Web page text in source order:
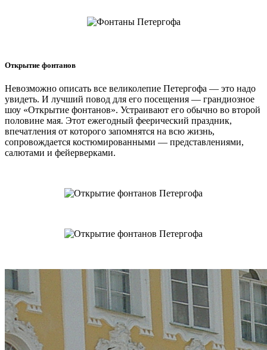
Открытие фонтанов
Невозможно описать все великолепие Петергофа — это надо
увидеть. И лучший повод для его посещения — грандиозное
шоу «Открытие фонтанов». Устраивают его обычно во второй
половине мая. Этот ежегодный феерический праздник,
впечатления от которого запомнятся на всю жизнь,
сопровождается костюмированными — представлениями,
салютами и фейерверками.